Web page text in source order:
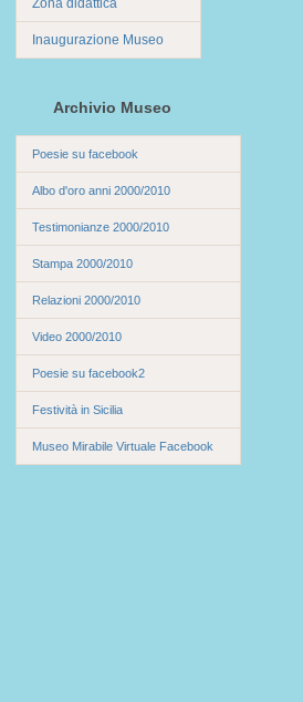
Zona didattica
Inaugurazione Museo
Archivio Museo
Poesie su facebook
Albo d'oro anni 2000/2010
Testimonianze 2000/2010
Stampa 2000/2010
Relazioni 2000/2010
Video 2000/2010
Poesie su facebook2
Festività in Sicilia
Museo Mirabile Virtuale Facebook